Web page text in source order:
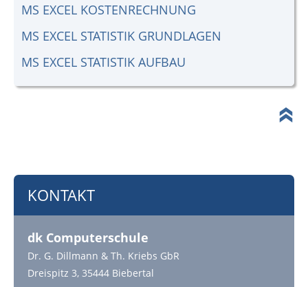
MS EXCEL KOSTENRECHNUNG
MS EXCEL STATISTIK GRUNDLAGEN
MS EXCEL STATISTIK AUFBAU
KONTAKT
dk Computerschule
Dr. G. Dillmann & Th. Kriebs GbR
Dreispitz 3, 35444 Biebertal